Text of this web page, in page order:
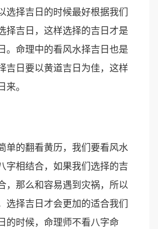
选择吉日的时候最好根据我们
择吉日，这样选择的吉日才是
。命理中的看风水择吉日也是
吉日要以黄道吉日为佳，这样
。
的翻看黄历，我们要看风水
字相结合，如果我们选择的吉
，那么和容易遇到灾祸，所以
选择吉日才会更加的适合我们
的时候，命理师不看八字命